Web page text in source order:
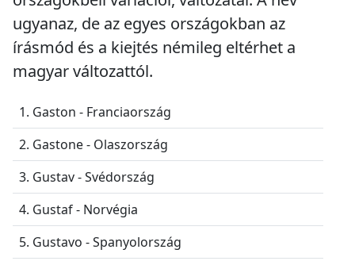
ugyanaz, de az egyes országokban az
írásmód és a kiejtés némileg eltérhet a
magyar változattól.
1. Gaston - Franciaország
2. Gastone - Olaszország
3. Gustav - Svédország
4. Gustaf - Norvégia
5. Gustavo - Spanyolország